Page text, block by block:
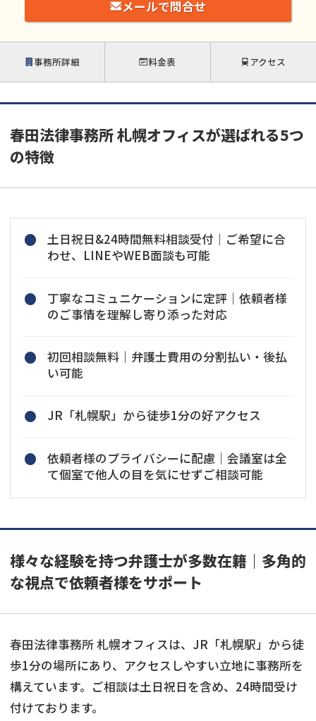
メールで問合せ
事務所詳細 料金表 アクセス
春田法律事務所 札幌オフィスが選ばれる5つ
の特徴
土日祝日&24時間無料相談受付｜ご希望に合
わせ、LINEやWEB面談も可能
丁寧なコミュニケーションに定評｜依頼者様
のご事情を理解し寄り添った対応
初回相談無料｜弁護士費用の分割払い・後払
い可能
JR「札幌駅」から徒歩1分の好アクセス
依頼者様のプライバシーに配慮｜会議室は全
て個室で他人の目を気にせずご相談可能
様々な経験を持つ弁護士が多数在籍｜多角的
な視点で依頼者様をサポート
春田法律事務所 札幌オフィスは、JR「札幌駅」から徒
歩1分の場所にあり、アクセスしやすい立地に事務所を
構えています。ご相談は土日祝日を含め、24時間受け
付けております。